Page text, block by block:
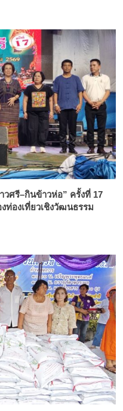
ศรี–กินข้าวห่อ” ครั้งที่ 17
ท่องเที่ยวเชิงวัฒนธรรม